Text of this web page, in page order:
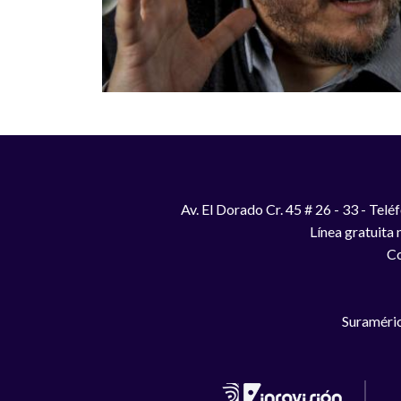
Av. El Dorado Cr. 45 # 26 - 33 -
Línea gratuita